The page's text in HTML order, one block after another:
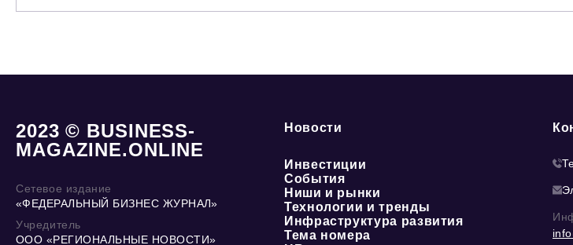
2023 © BUSINESS-
MAGAZINE.ONLINE
Сетевое издание
«ФЕДЕРАЛЬНЫЙ БИЗНЕС ЖУРНАЛ»
Учредитель
ООО «РЕГИОНАЛЬНЫЕ НОВОСТИ»
Новости
Инвестиции
События
Ниши и рынки
Технологии и тренды
Инфраструктура развития
Тема номера